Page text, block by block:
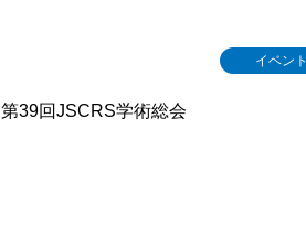
イベント
第39回JSCRS学術総会